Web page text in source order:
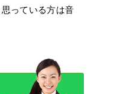
っている方は音